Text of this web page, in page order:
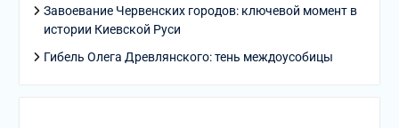
Завоевание Червенских городов: ключевой момент в
истории Киевской Руси
Гибель Олега Древлянского: тень междоусобицы